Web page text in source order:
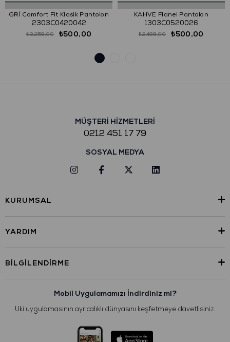
GRİ Comfort Fit Klasik Pantolon
2303C0420042
₺500,00
₺2.259,00
KAHVE Flanel Pantolon
1303C0520026
₺500,00
₺2.499,00
MÜŞTERİ HİZMETLERİ
0212 451 17 79
SOSYAL MEDYA
KURUMSAL
YARDIM
BILGILENDIRME
Mobil Uygulamamızı İndirdiniz mi?
Uki uygulamasının ayrıcalıklı dünyasını keşfetmeye davetlisiniz.